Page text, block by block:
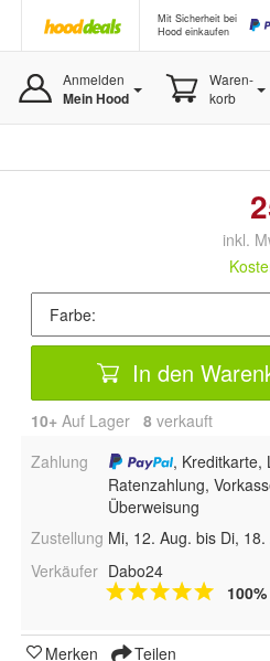
Mit Sicherheit bei
Hood einkaufen
Anmelden
Mein Hood
Waren-
korb
inkl.
In den
10+ Auf Lager 8 verkauft
Zahlung
, Kreditkarte,
Ratenzahlung,
Überweisung
Zustellung Mi, 12. Aug. bis Di, 18.
Verkäufer Dabo24
Merken Teilen